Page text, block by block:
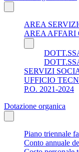
AREA
AREA AFFARI
SERVIZI
UFFICIO
P.O. 2021-2024
Dotazione organica
Piano triennale
Conto annuale